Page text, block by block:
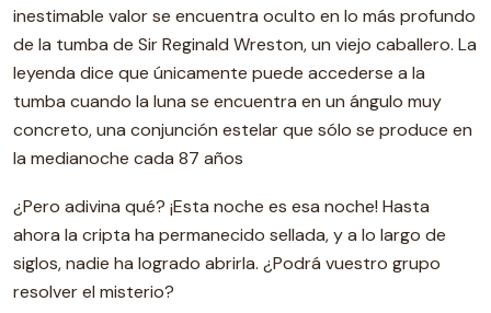
inestimable valor se encuentra oculto en lo más profundo
de la tumba de Sir Reginald Wreston, un viejo caballero. La
leyenda dice que únicamente puede accederse a la
tumba cuando la luna se encuentra en un ángulo muy
concreto, una conjunción estelar que sólo se produce en
la medianoche cada 87 años
¿Pero adivina qué? ¡Esta noche es esa noche! Hasta
ahora la cripta ha permanecido sellada, y a lo largo de
siglos, nadie ha logrado abrirla. ¿Podrá vuestro grupo
resolver el misterio?